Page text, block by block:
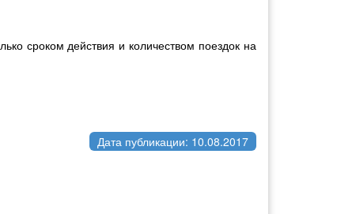
сроком действия и количеством поездок на
Дата публикации: 10.08.2017